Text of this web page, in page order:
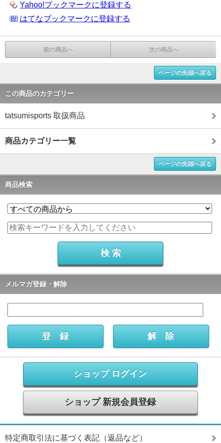
Yahoo!ブックマークに登録する
はてなブックマークに登録する
前の商品へ 次の商品へ
ページの先頭へ戻る
この商品のカテゴリー
tatsumisports 取扱商品
商品カテゴリー一覧
ページの先頭へ戻る
商品検索
メルマガ登録・解除
ショップ ログイン
ショップ 新規会員登録
特定商取引法に基づく表記（返品など）